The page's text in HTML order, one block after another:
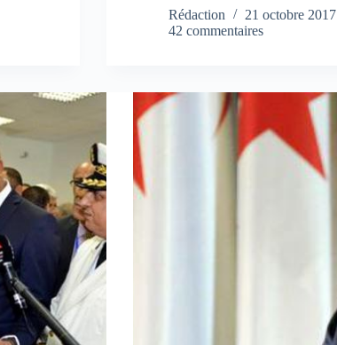
Rédaction
21 octobre 2017
42 commentaires